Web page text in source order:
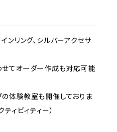
ンリング、シルバーアクセサ
せてオーダー作成も対応可能
体験教室も開催しておりま
ティビィティー）